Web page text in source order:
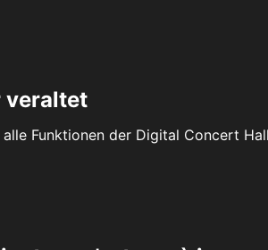
veraltet
Funktionen der Digital Concert